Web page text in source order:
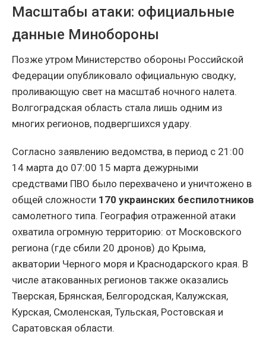
Масштабы атаки: официальные
данные Минобороны
Позже утром Министерство обороны Российской
Федерации опубликовало официальную сводку,
проливающую свет на масштаб ночного налета.
Волгоградская область стала лишь одним из
многих регионов, подвергшихся удару.
Согласно заявлению ведомства, в период с 21:00
14 марта до 07:00 15 марта дежурными
средствами ПВО было перехвачено и уничтожено в
общей сложности 170 украинских беспилотников
самолетного типа. География отраженной атаки
охватила огромную территорию: от Московского
региона (где сбили 20 дронов) до Крыма,
акватории Черного моря и Краснодарского края. В
числе атакованных регионов также оказались
Тверская, Брянская, Белгородская, Калужская,
Курская, Смоленская, Тульская, Ростовская и
Саратовская области.